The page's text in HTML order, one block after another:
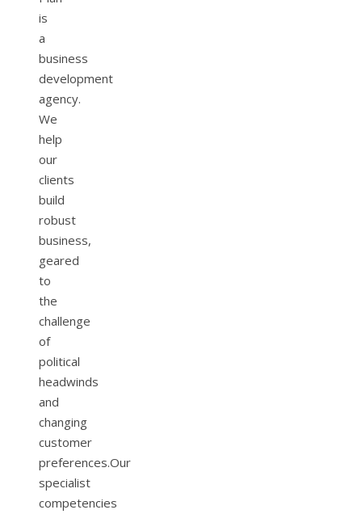
is
a
business
development
agency.
We
help
our
clients
build
robust
business,
geared
to
the
challenge
of
political
headwinds
and
changing
customer
preferences.Our
specialist
competencies